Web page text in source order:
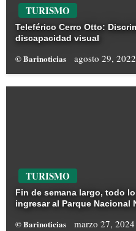
TURISMO
Teleférico Cerro Otto:
discapacidad visual
© Barinoticias agosto 29, 2022
TURISMO
Fin de semana largo, todo
ingresar al Parque Nacional
© Barinoticias marzo 27, 2024